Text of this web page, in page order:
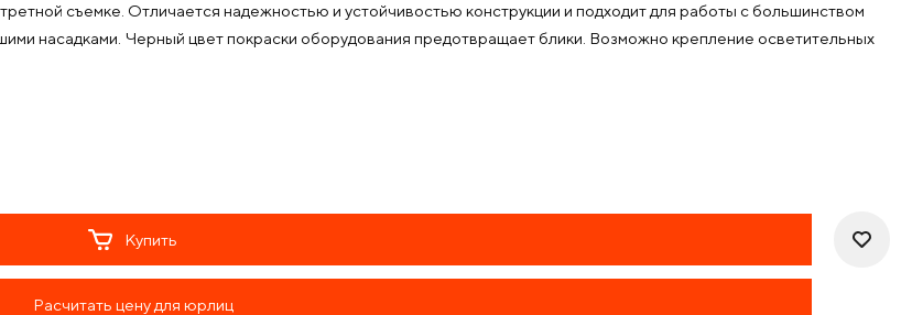
съемке. Отличается надежностью и устойчивостью конструкции и подходит для работы с большинством
насадками. Черный цвет покраски оборудования предотвращает блики. Возможно крепление осветительных
Купить
Расчитать цену для юрлиц